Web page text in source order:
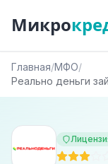
Микро
Главная/МФО/
Реально деньги